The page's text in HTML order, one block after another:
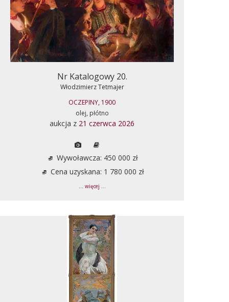
Nr Katalogowy 20.
Włodzimierz Tetmajer
OCZEPINY, 1900
olej, płótno
aukcja z 21 czerwca 2026
Wywoławcza: 450 000 zł
Cena uzyskana: 1 780 000 zł
... więcej ...